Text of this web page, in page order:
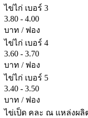
ไข่ไก่ เบอร์ 3
3.80 - 4.00
บาท / ฟอง
ไข่ไก่ เบอร์ 4
3.60 - 3.70
บาท / ฟอง
ไข่ไก่ เบอร์ 5
3.40 - 3.50
บาท / ฟอง
ไข่เป็ด คละ ณ แหล่งผลิ